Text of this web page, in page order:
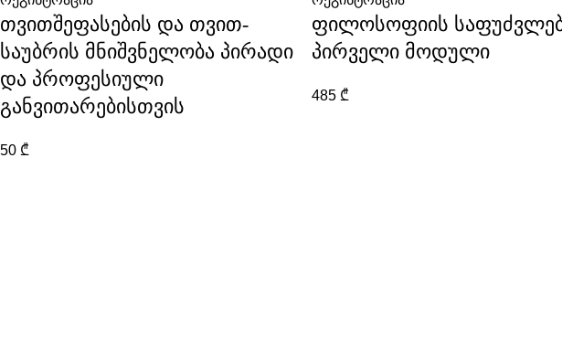
თვითშეფასების და თვით-
საუბრის მნიშვნელობა პირადი
და პროფესიული
განვითარებისთვის
50 ₾
ფილოსოფიის
პირველი მოდული
485 ₾